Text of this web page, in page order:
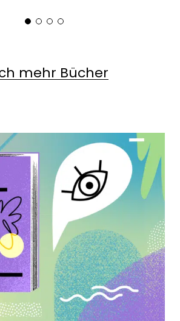
mehr Bücher